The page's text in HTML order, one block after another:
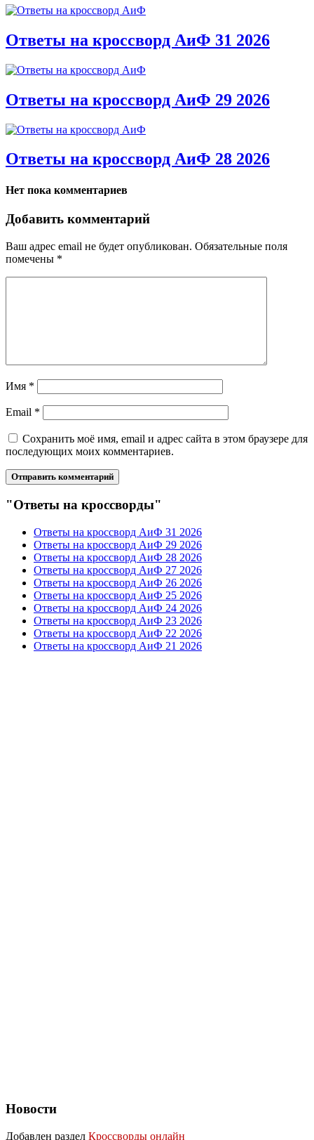
Ответы на кроссворд АиФ 31 2026
Ответы на кроссворд АиФ 29 2026
Ответы на кроссворд АиФ 28 2026
Нет пока комментариев
Добавить комментарий
Ваш адрес email не будет опубликован. Обязательные поля
помечены *
Имя *
Email *
Сохранить моё имя, email и адрес сайта в этом браузере для
последующих моих комментариев.
"Ответы на кроссворды"
Ответы на кроссворд АиФ 31 2026
Ответы на кроссворд АиФ 29 2026
Ответы на кроссворд АиФ 28 2026
Ответы на кроссворд АиФ 27 2026
Ответы на кроссворд АиФ 26 2026
Ответы на кроссворд АиФ 25 2026
Ответы на кроссворд АиФ 24 2026
Ответы на кроссворд АиФ 23 2026
Ответы на кроссворд АиФ 22 2026
Ответы на кроссворд АиФ 21 2026
Новости
Добавлен раздел Кроссворды онлайн